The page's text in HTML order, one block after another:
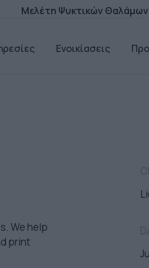
Μελέτη Ψυκτικών Θαλάμων
Ενοικίασεις
We help
print